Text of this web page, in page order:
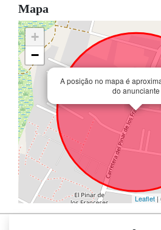
Mapa
A posição no mapa é
do anunciante
+
−
Leaflet |